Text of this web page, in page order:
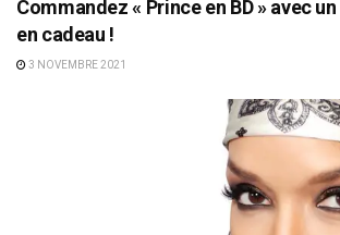
Commandez « Prince en BD » avec
en cadeau !
3 NOVEMBRE 2021